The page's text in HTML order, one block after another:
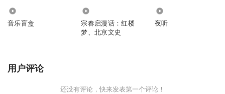
音乐盲盒
宗春启漫话：红楼
梦、北京文史
夜听
用户评论
还没有评论，快来发表第一个评论！